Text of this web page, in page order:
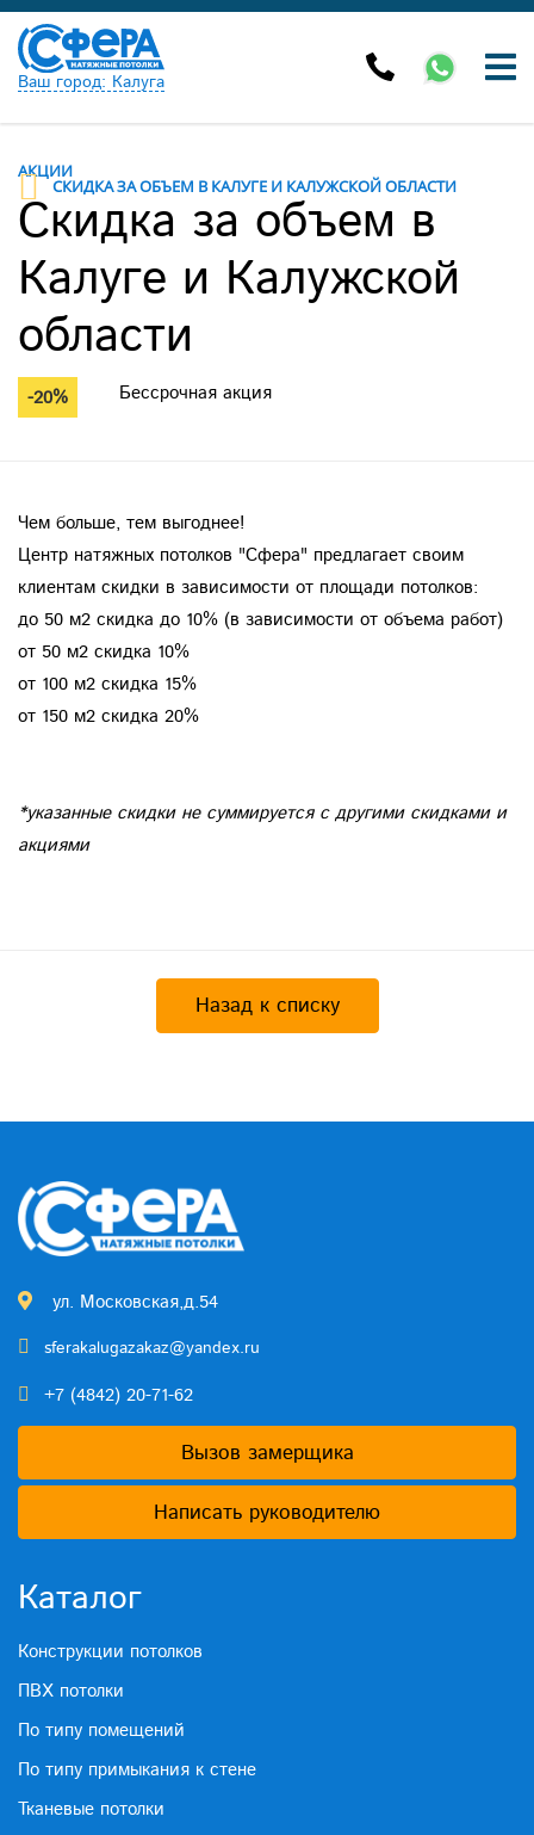
Ваш город: Калуга
АКЦИИ
СКИДКА ЗА ОБЪЕМ В КАЛУГЕ И КАЛУЖСКОЙ ОБЛАСТИ
Скидка за объем в
Калуге и Калужской
области
-20% Бессрочная акция
Чем больше, тем выгоднее!
Центр натяжных потолков "Сфера" предлагает своим
клиентам скидки в зависимости от площади потолков:
до 50 м2 скидка до 10% (в зависимости от объема работ)
от 50 м2 скидка 10%
от 100 м2 скидка 15%
от 150 м2 скидка 20%
*указанные скидки не суммируется с другими скидками и
акциями
Назад к списку
ул. Московская,д.54
sferakalugazakaz@yandex.ru
+7 (4842) 20-71-62
Вызов замерщика
Написать руководителю
Каталог
Конструкции потолков
ПВХ потолки
По типу помещений
По типу примыкания к стене
Тканевые потолки